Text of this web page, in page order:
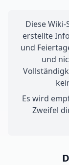
Diese
erstellte
und
und
Es wird
Zweifel